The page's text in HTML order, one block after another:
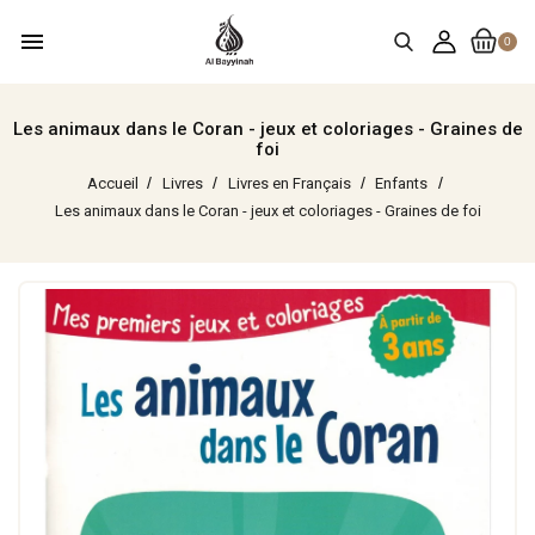
0
menu
Les animaux dans le Coran - jeux et coloriages - Graines de
foi
Accueil Livres Livres en Français
Enfants
Les animaux dans le Coran - jeux et coloriages - Graines de foi